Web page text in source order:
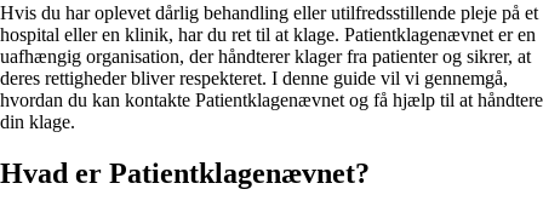
Hvis du har oplevet dårlig behandling eller utilfredsstillende pleje på et
hospital eller en klinik, har du ret til at klage. Patientklagenævnet er en
uafhængig organisation, der håndterer klager fra patienter og sikrer, at
deres rettigheder bliver respekteret. I denne guide vil vi gennemgå,
hvordan du kan kontakte Patientklagenævnet og få hjælp til at håndtere
din klage.
Hvad er Patientklagenævnet?